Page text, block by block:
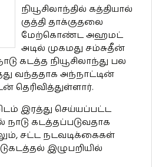
நியூசிலாந்தில் கத்தியால்
குத்தி தாக்குதலை
மேற்கொண்ட அஹமட்
அடில் முகமது சம்சுதீன்
கடத்த நியூசிலாந்து பல
வந்ததாக அந்நாட்டின்
தெரிவித்துள்ளார்.
இரத்து செய்யப்பட்ட
நாடு கடத்தப்படுவதாக
சட்ட நடவடிக்கைகள்
இழுபறியில்